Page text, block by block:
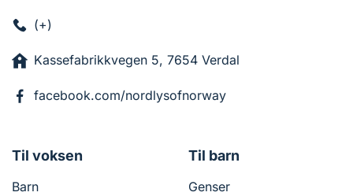
(+)
Kassefabrikkvegen 5, 7654 Verdal
facebook.com/nordlysofnorway
Til voksen
Barn
Til barn
Genser